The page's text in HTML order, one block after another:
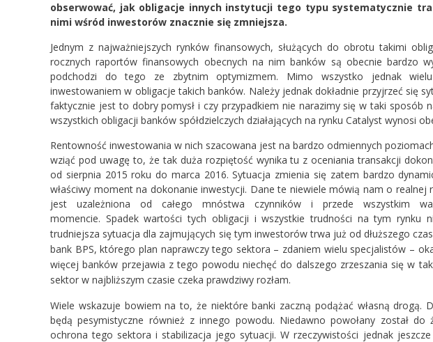
obserwować, jak obligacje innych instytucji tego typu systematycznie
nimi wśród inwestorów znacznie się zmniejsza.
Jednym z najważniejszych rynków finansowych, służących do obrotu takimi
rocznych raportów finansowych obecnych na nim banków są obecnie bardzo
podchodzi do tego ze zbytnim optymizmem. Mimo wszystko jednak
inwestowaniem w obligacje takich banków. Należy jednak dokładnie przyjrzeć się
faktycznie jest to dobry pomysł i czy przypadkiem nie narazimy się w taki sposób
wszystkich obligacji banków spółdzielczych działających na rynku Catalyst wynosi
Rentowność inwestowania w nich szacowana jest na bardzo odmiennych
wziąć pod uwagę to, że tak duża rozpiętość wynika tu z oceniania transakcji
od sierpnia 2015 roku do marca 2016. Sytuacja zmienia się zatem bardzo
właściwy moment na dokonanie inwestycji. Dane te niewiele mówią nam o
jest uzależniona od całego mnóstwa czynników i przede wszystkim
momencie. Spadek wartości tych obligacji i wszystkie trudności na tym rynku
trudniejsza sytuacja dla zajmujących się tym inwestorów trwa już od dłuższego
bank BPS, którego plan naprawczy tego sektora – zdaniem wielu specjalistów –
więcej banków przejawia z tego powodu niechęć do dalszego zrzeszania się w
sektor w najbliższym czasie czeka prawdziwy rozłam.
Wiele wskazuje bowiem na to, że niektóre banki zaczną podążać własną drogą.
będą pesymistyczne również z innego powodu. Niedawno powołany został
ochrona tego sektora i stabilizacja jego sytuacji. W rzeczywistości jednak